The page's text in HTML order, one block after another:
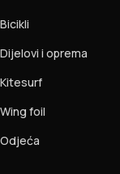
Bicikli
Dijelovi i oprema
Kitesurf
Wing foil
Odjeća